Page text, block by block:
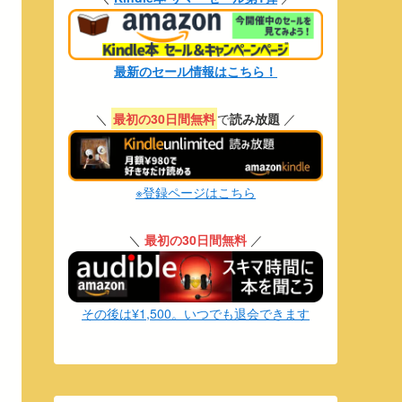
最新のセール情報はこちら！
＼ 最初の30日間無料で読み放題 ／
※登録ページはこちら
＼ 最初の30日間無料 ／
その後は¥1,500。いつでも退会できます